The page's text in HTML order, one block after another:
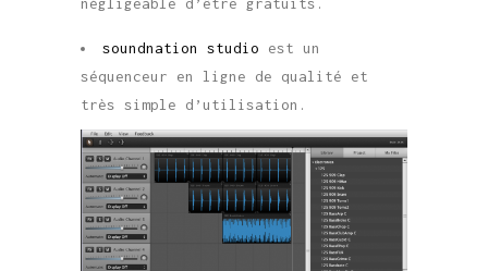
soundnation studio est un
séquenceur en ligne de qualité et
très simple d’utilisation.